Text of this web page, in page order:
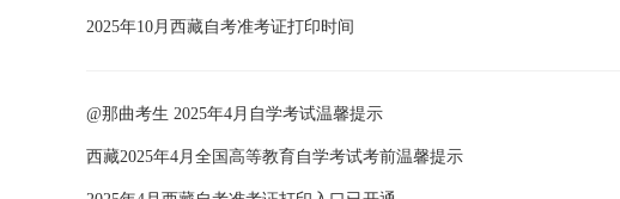
2025年10月西藏自考准考证打印时间
@那曲考生 2025年4月自学考试温馨提示
西藏2025年4月全国高等教育自学考试考前温馨提示